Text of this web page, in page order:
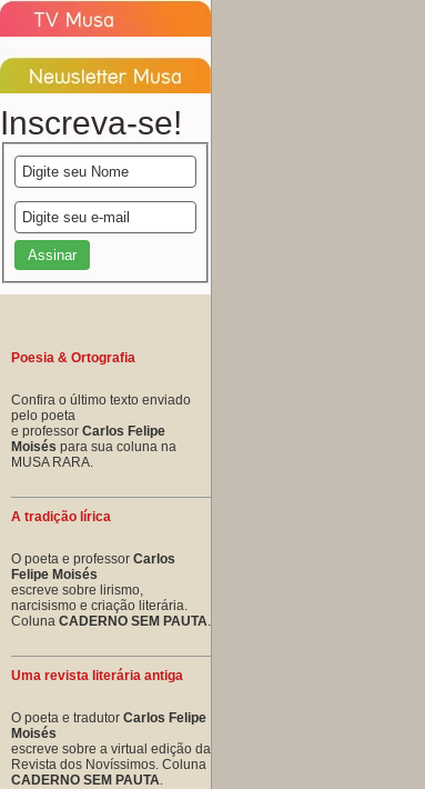
Inscreva-se!
Poesia & Ortografia
Confira o último texto enviado
pelo poeta
e professor Carlos Felipe
Moisés para sua coluna na
MUSA RARA.
A tradição lírica
O poeta e professor Carlos
Felipe Moisés
escreve sobre lirismo,
narcisismo e criação literária.
Coluna CADERNO SEM PAUTA
Uma revista literária antiga
O poeta e tradutor Carlos Felipe
Moisés
escreve sobre a virtual edição da
Revista dos Novíssimos. Coluna
CADERNO SEM PAUTA